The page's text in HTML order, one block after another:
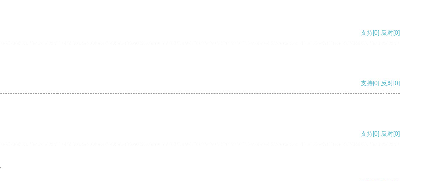
支持[0] 反对[0]
支持[0] 反对[0]
支持[0] 反对[0]